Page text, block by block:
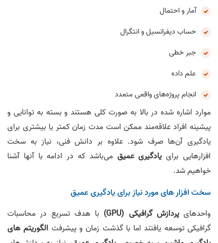
آمار و احتمال
حساب دیفرانسیل و انتگرال
جبر خطی
علم داده
انجام پروژه‌های واقعی متعدد
موارد اشاره شده در بالا به صورت کلی هستند و بسته به توانایی و
پیشینه افراد علاقه‌مند ممکن است مدت زمان کمتر یا بیشتری برای
یادگیری آن‌ها صرف شود. علاوه بر دانش فنی، نیاز به سخت
افزارهایی برای یادگیری عمیق می‌باشد که در ادامه با آنها آشنا
خواهیم شد.
سخت افزار های مورد نیاز برای یادگیری عمیق
واحدهایپردازش گرافیکی (GPU)
با هدف تسریع در محاسبات
گرافیکی توسعه یافتند اما با گذشت زمان و پیشرفت الگوریتم های